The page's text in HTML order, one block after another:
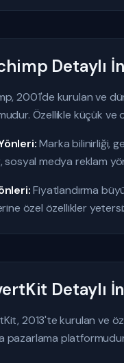
Detaylı
2001'de kurulan ve
Özellikle küçük ve
Marka bilinirliği,
sosyal medya reklam
Fiyatlandırma
özel özellikler
Detaylı
2013'te kurulan ve
pazarlama